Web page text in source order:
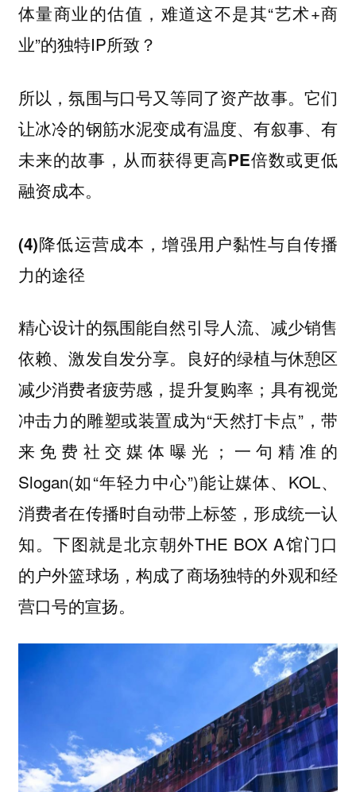
体量商业的估值，难道这不是其“艺术+商
业”的独特IP所致？
所以，氛围与口号又等同了资产故事。它们
让冰冷的钢筋水泥变成有温度、有叙事、有
未来的故事，从而获得更高PE倍数或更低
融资成本。
(4)降低运营成本，增强用户黏性与自传播
力的途径
精心设计的氛围能自然引导人流、减少销售
依赖、激发自发分享。良好的绿植与休憩区
减少消费者疲劳感，提升复购率；具有视觉
冲击力的雕塑或装置成为“天然打卡点”，带
来免费社交媒体曝光；一句精准的
Slogan(如“年轻力中心”)能让媒体、KOL、
消费者在传播时自动带上标签，形成统一认
知。下图就是北京朝外THE BOX A馆门口
的户外篮球场，构成了商场独特的外观和经
营口号的宣扬。